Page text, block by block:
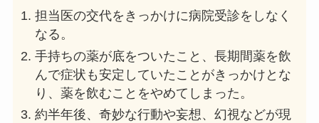
担当医の交代をきっかけに病院受診をしなく
なる。
手持ちの薬が底をついたこと、長期間薬を飲
んで症状も安定していたことがきっかけとな
り、薬を飲むことをやめてしまった。
約半年後、奇妙な行動や妄想、幻視などが現